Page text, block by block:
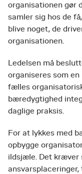
organisationen gør
samler sig hos de
blive noget, de
organisationen.
Ledelsen må
organiseres som
fælles
bæredygtighed
daglige praksis.
For at lykkes med
opbygge
ildsjæle. Det kræver